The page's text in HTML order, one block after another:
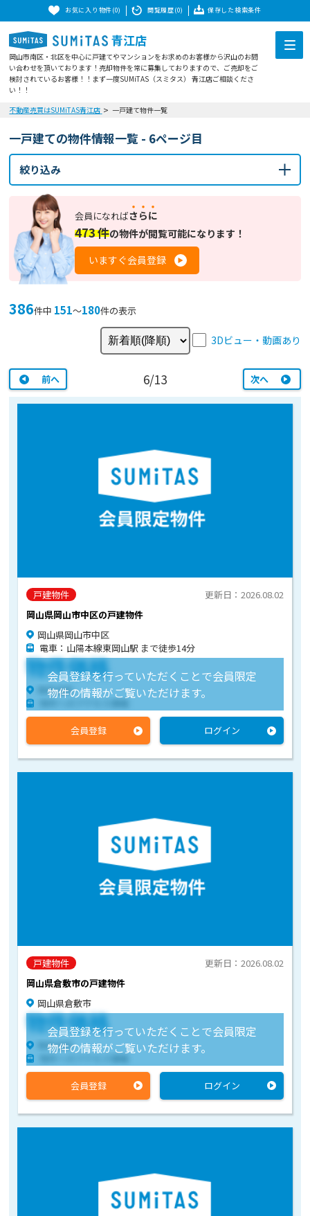
お気に入り物件(0) 閲覧履歴(0) 保存した検索条件
青江店
岡山市南区・北区を中心に戸建てやマンションをお求めのお客様から沢山のお問
い合わせを頂いております！売却物件を常に募集しておりますので、ご売却をご
検討されているお客様！！まず一度SUMiTAS（スミタス） 青江店ご相談くださ
い！！
不動産売買はSUMiTAS青江店
一戸建て物件一覧
一戸建ての物件情報一覧 - 6ページ目
絞り込み
会員になればさらに
473件の物件が閲覧可能になります！
いますぐ会員登録
386件中 151〜180件の表示
3Dビュー・動画あり
前へ 6/13 次へ
戸建物件
岡山県岡山市中区の戸建物件
更新日：2026.08.02
岡山県岡山市中区
電車：山陽本線東岡山駅 まで徒歩14分
会員登録を行っていただくことで会員限定
物件の情報がご覧いただけます。
物件価格
物件住所
物件へのアクセス情報
会員登録 ログイン
戸建物件
岡山県倉敷市の戸建物件
更新日：2026.08.02
岡山県倉敷市
会員登録を行っていただくことで会員限定
物件の情報がご覧いただけます。
物件価格
物件住所
物件へのアクセス情報
会員登録 ログイン